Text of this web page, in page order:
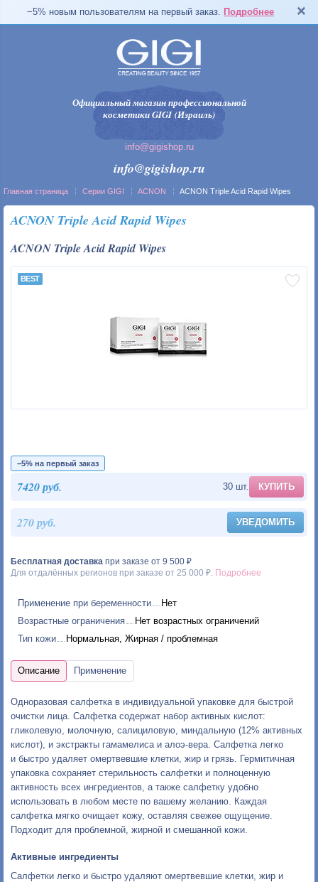
−5% новым пользователям на первый заказ. Подробнее
Официальный магазин профессиональной
косметики GIGI (Израиль)
info@gigishop.ru
info@gigishop.ru
Главная страница Серии GIGI ACNON ACNON Triple Acid Rapid Wipes
ACNON Triple Acid Rapid Wipes
ACNON Triple Acid Rapid Wipes
−5% на первый заказ
7420 руб. 30 шт. КУПИТЬ
270 руб. УВЕДОМИТЬ
Бесплатная доставка при заказе от 9 500 ₽
Для отдалённых регионов при заказе от 25 000 ₽. Подробнее
Применение при беременности
Нет
Возрастные ограничения
Нет возрастных ограничений
Тип кожи
Нормальная, Жирная / проблемная
Одноразовая салфетка в индивидуальной упаковке для быстрой
очистки лица. Салфетка содержат набор активных кислот:
гликолевую, молочную, салициловую, миндальную (12% активных
кислот), и экстракты гамамелиса и алоэ-вера. Салфетка легко
и быстро удаляет омертвевшие клетки, жир и грязь. Гермитичная
упаковка сохраняет стерильность салфетки и полноценную
активность всех ингредиентов, а также салфетку удобно
использовать в любом месте по вашему желанию. Каждая
салфетка мягко очищает кожу, оставляя свежее ощущение.
Подходит для проблемной, жирной и смешанной кожи.
Активные ингредиенты
Салфетки легко и быстро удаляют омертвевшие клетки, жир и